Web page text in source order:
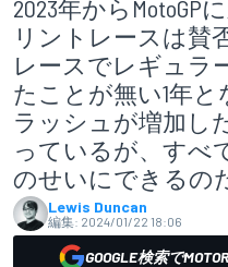
2023年から
リントレースは賛
レースでレギュラ
たことが無い1年
ラッシュが増加し
っているが、すべ
のせいにできるの
Lewis Duncan
編集: 2024/01/22 18:06
GOOGLE検索で